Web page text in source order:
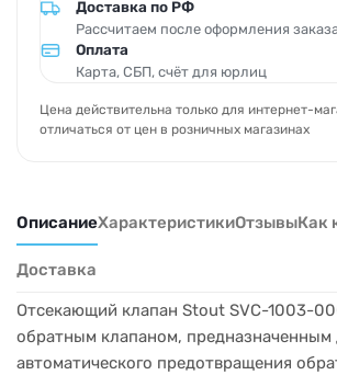
Доставка по РФ
Рассчитаем после оформления
Оплата
Карта, СБП, счёт для юрлиц
Цена действительна только для интернет-
отличаться от цен в розничных магазинах
ОписаниеХарактеристикиОтзывыКак
Доставка
Отсекающий клапан Stout SVC-1003-
обратным клапаном, предназначенным
автоматического предотвращения